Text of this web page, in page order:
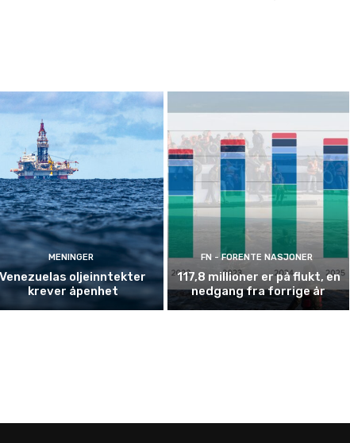
MENINGER
Venezuelas oljeinntekter
krever åpenhet
FN - FORENTE NASJONER
117,8 millioner er på flukt, en
nedgang fra forrige år